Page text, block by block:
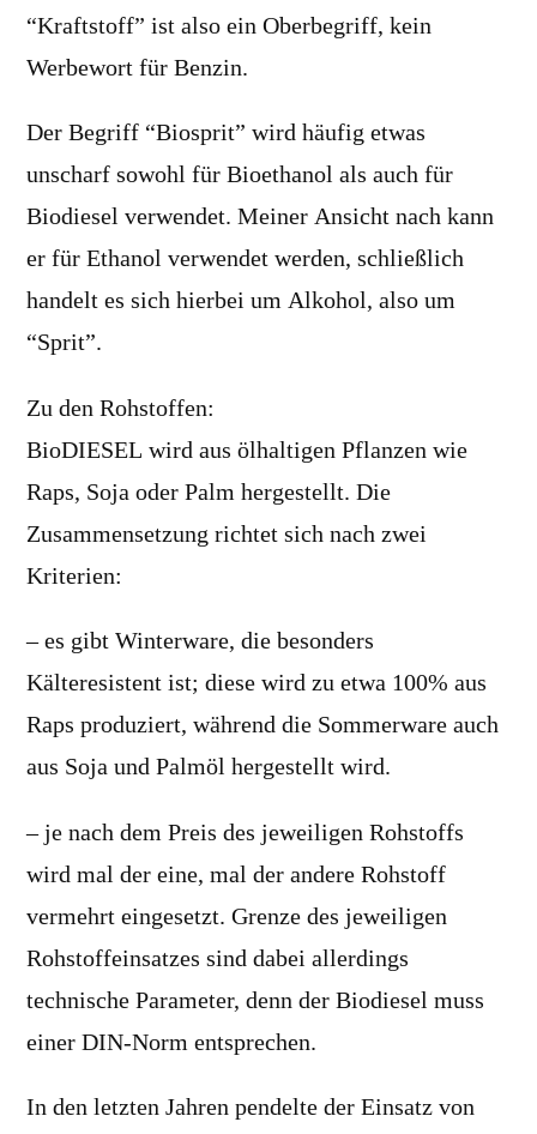
“Kraftstoff” ist also ein Oberbegriff, kein
Werbewort für Benzin.
Der Begriff “Biosprit” wird häufig etwas
unscharf sowohl für Bioethanol als auch für
Biodiesel verwendet. Meiner Ansicht nach kann
er für Ethanol verwendet werden, schließlich
handelt es sich hierbei um Alkohol, also um
“Sprit”.
Zu den Rohstoffen:
BioDIESEL wird aus ölhaltigen Pflanzen wie
Raps, Soja oder Palm hergestellt. Die
Zusammensetzung richtet sich nach zwei
Kriterien:
– es gibt Winterware, die besonders
Kälteresistent ist; diese wird zu etwa 100% aus
Raps produziert, während die Sommerware auch
aus Soja und Palmöl hergestellt wird.
– je nach dem Preis des jeweiligen Rohstoffs
wird mal der eine, mal der andere Rohstoff
vermehrt eingesetzt. Grenze des jeweiligen
Rohstoffeinsatzes sind dabei allerdings
technische Parameter, denn der Biodiesel muss
einer DIN-Norm entsprechen.
In den letzten Jahren pendelte der Einsatz von